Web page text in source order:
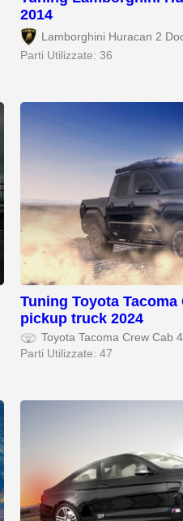
2014
Lamborghini Huracan 2
Parti Utilizzate: 36
Tuning Toyota Tacoma
pickup truck 2024
Toyota Tacoma Crew Cab
Parti Utilizzate: 47